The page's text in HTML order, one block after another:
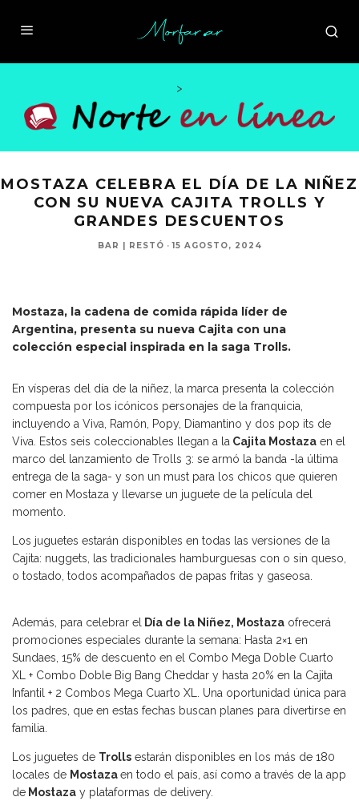
>
MOSTAZA CELEBRA EL DÍA DE LA NIÑEZ
CON SU NUEVA CAJITA TROLLS Y
GRANDES DESCUENTOS
BAR | RESTÓ · 15 AGOSTO, 2024
Mostaza, la cadena de comida rápida líder de
Argentina, presenta su nueva Cajita con una
colección especial inspirada en la saga Trolls.
En vísperas del día de la niñez, la marca presenta la colección
compuesta por los icónicos personajes de la franquicia,
incluyendo a Viva, Ramón, Popy, Diamantino y dos pop its de
Viva. Estos seis coleccionables llegan a la Cajita Mostaza en el
marco del lanzamiento de Trolls 3: se armó la banda -la última
entrega de la saga- y son un must para los chicos que quieren
comer en Mostaza y llevarse un juguete de la película del
momento.
Los juguetes estarán disponibles en todas las versiones de la
Cajita: nuggets, las tradicionales hamburguesas con o sin queso,
o tostado, todos acompañados de papas fritas y gaseosa.
Además, para celebrar el Día de la Niñez, Mostaza ofrecerá
promociones especiales durante la semana: Hasta 2×1 en
Sundaes, 15% de descuento en el Combo Mega Doble Cuarto
XL + Combo Doble Big Bang Cheddar y hasta 20% en la Cajita
Infantil + 2 Combos Mega Cuarto XL. Una oportunidad única para
los padres, que en estas fechas buscan planes para divertirse en
familia.
Los juguetes de Trolls estarán disponibles en los más de 180
locales de Mostazaen todo el país, así como a través de la app
de Mostaza y plataformas de delivery.